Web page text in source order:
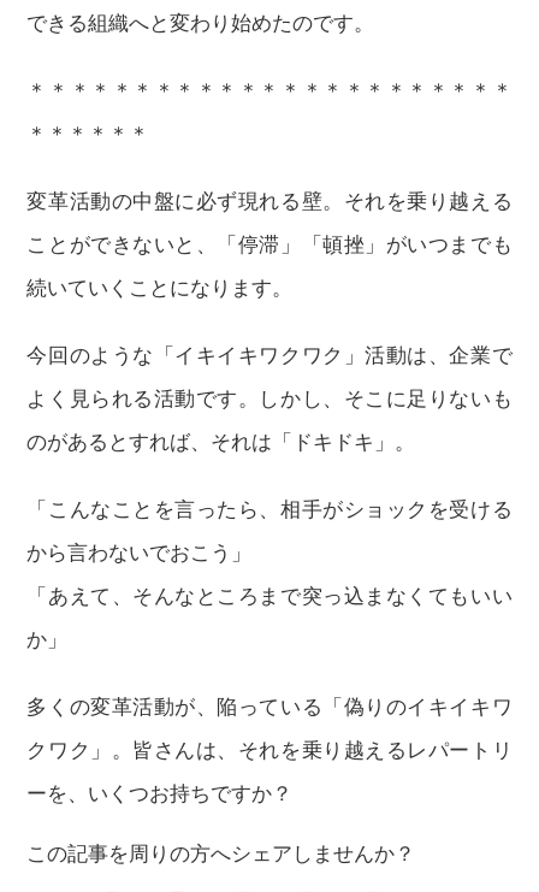
できる組織へと変わり始めたのです。
＊＊＊＊＊＊＊＊＊＊＊＊＊＊＊＊＊＊＊＊＊＊＊
＊＊＊＊＊＊
変革活動の中盤に必ず現れる壁。それを乗り越える
ことができないと、「停滞」「頓挫」がいつまでも
続いていくことになります。
今回のような「イキイキワクワク」活動は、企業で
よく見られる活動です。しかし、そこに足りないも
のがあるとすれば、それは「ドキドキ」。
「こんなことを言ったら、相手がショックを受ける
から言わないでおこう」
「あえて、そんなところまで突っ込まなくてもいい
か」
多くの変革活動が、陥っている「偽りのイキイキワ
クワク」。皆さんは、それを乗り越えるレパートリ
ーを、いくつお持ちですか？
この記事を周りの方へシェアしませんか？